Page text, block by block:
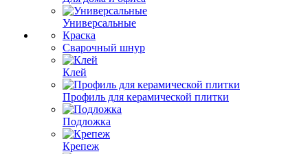
Универсальные
Краска
Сварочный шнур
Клей
Профиль для керамической плитки
Подложка
Крепеж